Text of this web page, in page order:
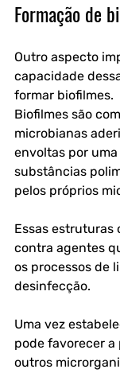
Formação de
Outro aspecto
capacidade
formar biofilmes.
Biofilmes são
microbianas
envoltas por
substâncias
pelos próprios
Essas estruturas
contra agentes
os processos de
desinfecção.
Uma vez
pode favorecer
outros